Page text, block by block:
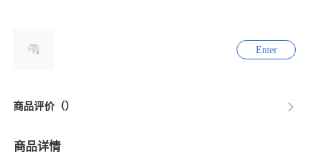
Enter
商品评价（）
商品详情